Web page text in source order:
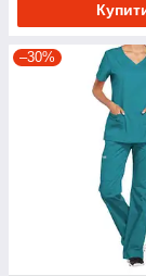
–30%